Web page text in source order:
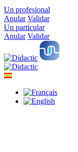
Un profesional
Anular Validar
Un particular
Anular Validar